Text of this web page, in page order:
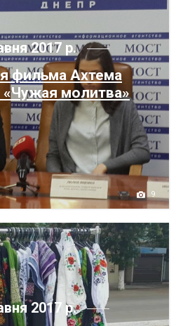
2017 р.
фильма Ахтема
«Чужая молитва»
9
2017 р.